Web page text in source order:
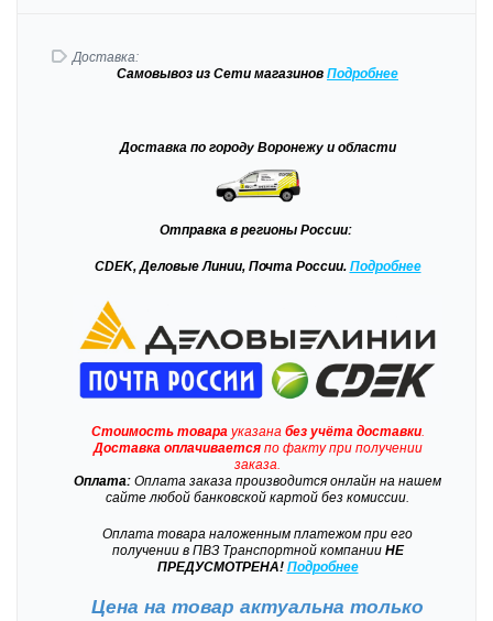
Доставка:
Самовывоз из Сети магазинов Подробнее
Доставка по городу Воронежу и области
Отправка в регионы России:
CDEK, Деловые Линии, Почта России. Подробнее
Стоимость товарауказана без учёта доставки.
Доставкаоплачиваетсяпо факту при получении
заказа.
Оплата: Оплата заказа производится онлайн на нашем
сайте любой банковской картой без комиссии.
Оплата товара наложенным платежом при его
получении в ПВЗ Транспортной компанииНЕ
ПРЕДУСМОТРЕНА! Подробнее
Цена на товар актуальна только